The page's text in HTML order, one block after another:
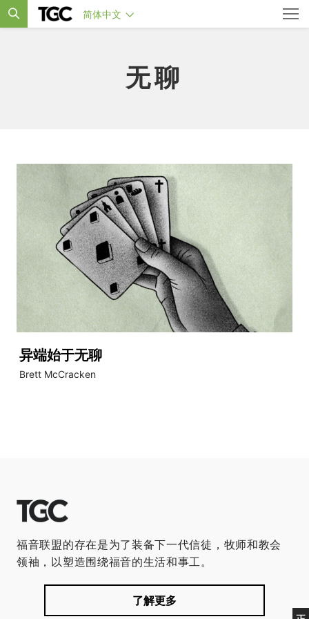
简体中文
无聊
异端始于无聊
Brett McCracken
福音联盟的存在是为了装备下一代信徒，牧师和教会
领袖，以塑造围绕福音的生活和事工。
了解更多